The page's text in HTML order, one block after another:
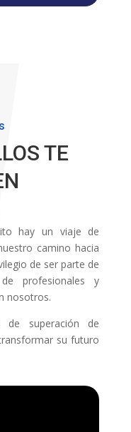
TE
hay un viaje de
camino hacia
de ser parte de
profesionales y
nosotros.
de superación de
su futuro